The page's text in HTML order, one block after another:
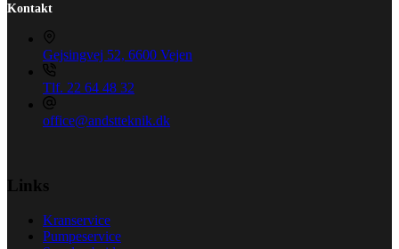
Kontakt
Gejsingvej 52, 6600 Vejen
Tlf. 22 64 48 32
office@andstteknik.dk
Links
Kranservice
Pumpeservice